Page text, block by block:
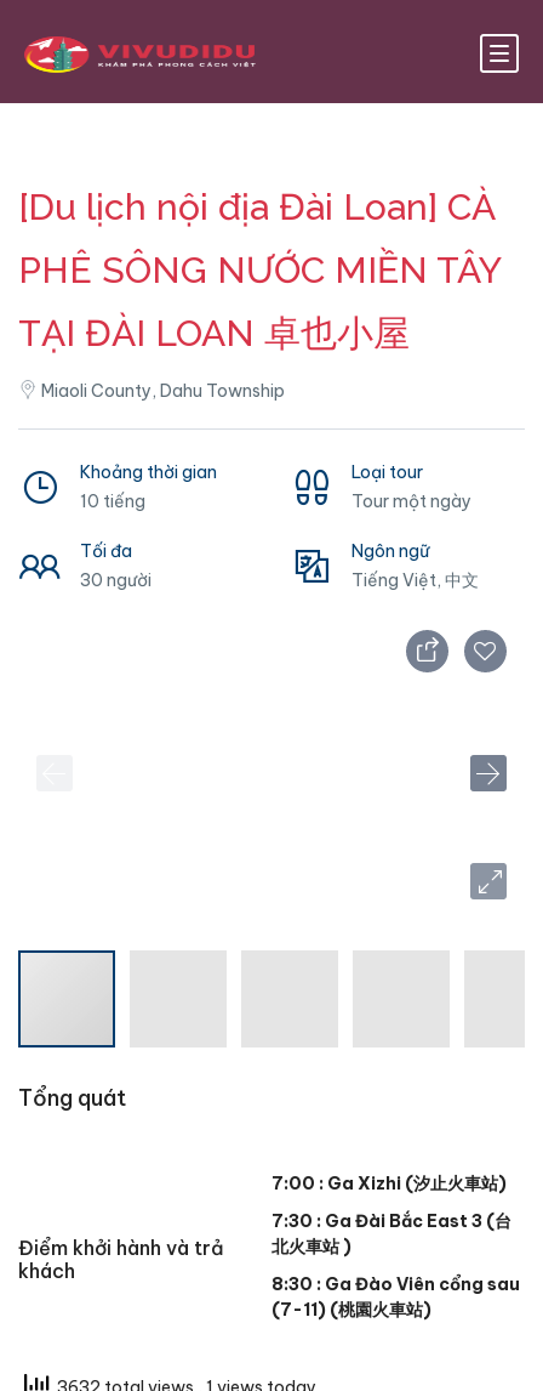
[Du lịch nội địa Đài Loan] CÀ
PHÊ SÔNG NƯỚC MIỀN TÂY
TẠI ĐÀI LOAN 卓也小屋
Miaoli County, Dahu Township
Khoảng thời gian
10 tiếng
Loại tour
Tour một ngày
Tối đa
30 người
Ngôn ngữ
Tiếng Việt, 中文
Tổng quát
Điểm khởi hành và trả
khách
7:00 : Ga Xizhi (汐止火車站)
7:30 : Ga Đài Bắc East 3 (台
北火車站 )
8:30 : Ga Đào Viên cổng sau
(7-11) (桃園火車站)